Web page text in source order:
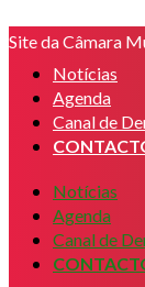
para
conteúdo
Site da Câmara
Notícias
Agenda
Canal de
Notícias
Agenda
Canal de